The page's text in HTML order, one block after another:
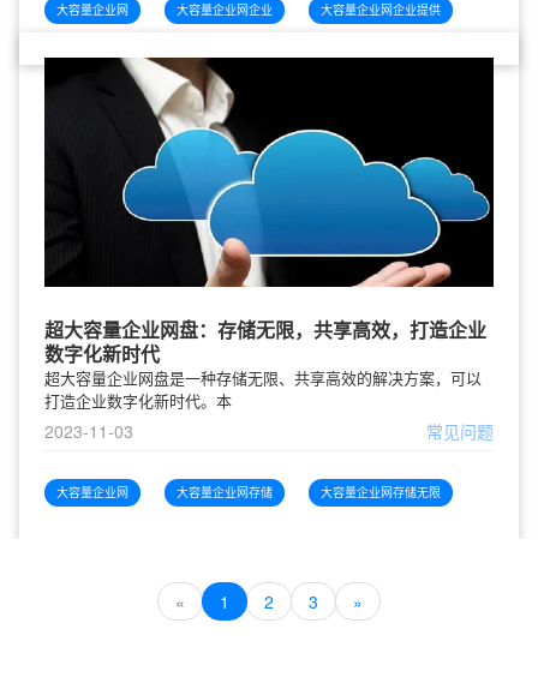
大容量企业网 大容量企业网企业 大容量企业网企业提供
超大容量企业网盘：存储无限，共享高效，打造企业
数字化新时代
超大容量企业网盘是一种存储无限、共享高效的解决方案，可以
打造企业数字化新时代。本
2023-11-03 常见问题
大容量企业网 大容量企业网存储 大容量企业网存储无限
« 1 2 3 »